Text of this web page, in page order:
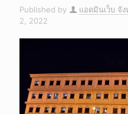
Published by แอดมินเว็บ จั
2, 2022